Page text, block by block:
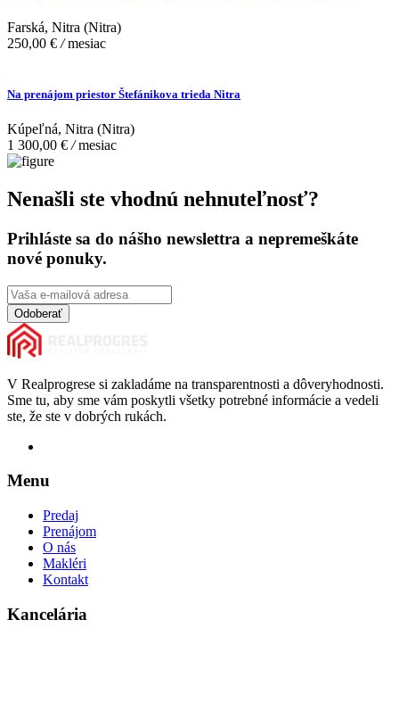
Farská, Nitra (Nitra)
250,00 € /mesiac
Na prenájom priestor Štefánikova trieda Nitra
Kúpeľná, Nitra (Nitra)
1 300,00 € /mesiac
Nenašli ste vhodnú nehnuteľnosť?
Prihláste sa do nášho newslettra a nepremeškáte
nové ponuky.
Odoberať
V Realprogrese si zakladáme na transparentnosti a dôveryhodnosti.
Sme tu, aby sme vám poskytli všetky potrebné informácie a vedeli
ste, že ste v dobrých rukách.
Menu
Predaj
Prenájom
O nás
Makléri
Kontakt
Kancelária